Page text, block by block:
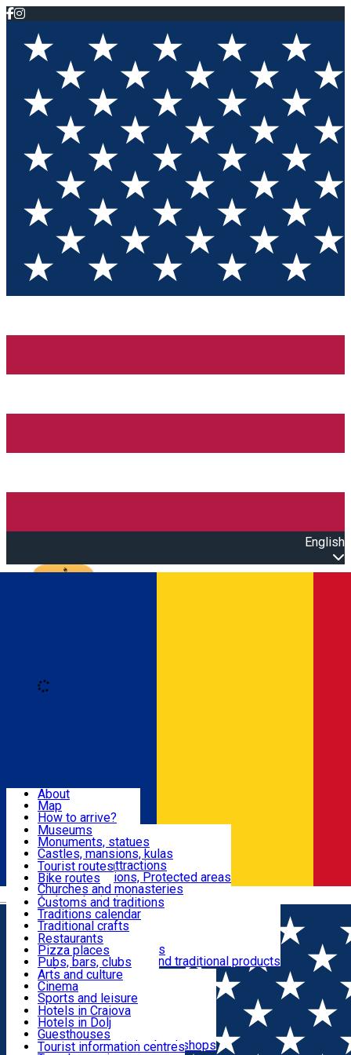
English
Română
Attractions
Routes
Customs, Traditions
Food & Drinks
Leisure & Fun
Accommodation
Useful
About
Map
How to arrive?
Recommendations
Tourist attractions
News
Museums
Monuments, statues
Castles, mansions, kulas
Architectural attractions
Natural attractions, Protected areas
Churches and monasteries
Archaeological sites
Parks and gardens
Tourist routes
Bike routes
Customs and traditions
Traditions calendar
Traditional crafts
Traditional cuisine
Wineries and vineyards
Local manufacturers and traditional products
Restaurants
Pizza places
Pubs, bars, clubs
Cafes and teahouses
Sweets and ice cream
Fast-food
Arts and culture
Cinema
Sports and leisure
Horse riding
Swimming pools
Zoo
Shopping, souvenirs, bookshops
Hotels in Craiova
Hotels in Dolj
Guesthouses
Villas
Tourist information centres